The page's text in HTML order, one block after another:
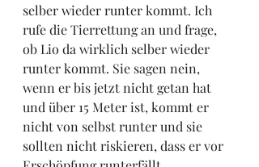
selber wieder runter kommt. Ich
rufe die Tierrettung an und frage,
ob Lio da wirklich selber wieder
runter kommt. Sie sagen nein,
wenn er bis jetzt nicht getan hat
und über 15 Meter ist, kommt er
nicht von selbst runter und sie
sollten nicht riskieren, dass er vor